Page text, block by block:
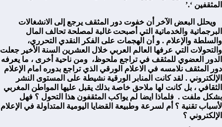
المثقفين ‘.’
ويحلل البعض الآخر أن خفوت دور المثقف يرجع إلى الانشغالات
البرجماتية والخدماتية التي أصبحت غالبة لمصلحة تحالف المال
والسلطة والإعلام . و أن الهجمات على الفكر النقدي التحرري،
والتحولات التي عرفها العالم العربي خلال العشرين السنة الأخير جعلت
الدور العضوي للمثقف في تراجع ملحوظ، ومن ناحية أخرى ، ما يعرفه
دور المثقف نلامسه في الاعلام الورقي الذي تراجع بدوره امام الإعلام
الإلكتروني . لقد كانت المنابر الورقية نشيطة على المستوى النشر
الثقافي ، بل كانت لها ملاحق خاصة بذلك يقبل عليها المواطن المغربي
بشكل ملفت . فلماذا ايضا لم يواكب المثقفون هذا التحول ؟ فهل
لأسباب تقنية ؟ أم لسرعة وطبيعة القضايا اليومية المتداولة في الإعلام
الإلكتروني ؟